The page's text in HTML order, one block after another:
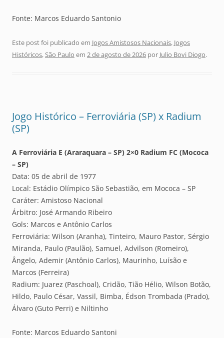
Fonte: Marcos Eduardo Santonio
Este post foi publicado em Jogos Amistosos Nacionais, Jogos
Históricos,São Paulo em 2 de agosto de 2026 por Julio Bovi Diogo.
Jogo Histórico – Ferroviária (SP) x Radium
(SP)
A Ferroviária E (Araraquara – SP) 2×0 Radium FC (Mococa
– SP)
Data: 05 de abril de 1977
Local: Estádio Olímpico São Sebastião, em Mococa – SP
Caráter: Amistoso Nacional
Árbitro: José Armando Ribeiro
Gols: Marcos e Antônio Carlos
Ferroviária: Wilson (Aranha), Tinteiro, Mauro Pastor, Sérgio
Miranda, Paulo (Paulão), Samuel, Advilson (Romeiro),
Ângelo, Ademir (Antônio Carlos), Maurinho, Luísão e
Marcos (Ferreira)
Radium: Juarez (Paschoal), Cridão, Tião Hélio, Wilson Botão,
Hildo, Paulo César, Vassil, Bimba, Édson Trombada (Prado),
Álvaro (Guto Perri) e Niltinho
Fonte: Marcos Eduardo Santoni